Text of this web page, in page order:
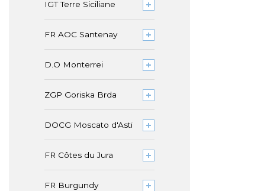
IGT Terre Siciliane
FR AOC Santenay
D.O Monterrei
ZGP Goriska Brda
DOCG Moscato d'Asti
FR Côtes du Jura
FR Burgundy